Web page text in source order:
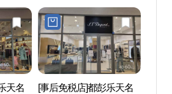
아울
라스틱아일랜드 롯데프
리미엄아울렛 이천점)
天名
[事后免税店]都彭乐天名